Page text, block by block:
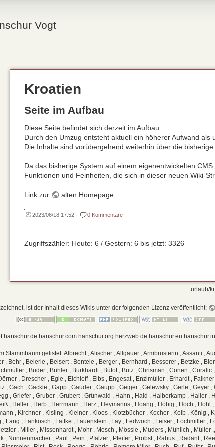
Vogt
Kroatien
Seite im Aufbau
Diese Seite befindet sich derzeit im Aufbau.
Durch den Umzug entsteht aktuell ein höherer Aufwand als
Die Inhalte sind vorübergehend weiterhin über die bisherige
Da das bisherige System auf einem eigenentwickelten CMS
Funktionen und Feinheiten, die sich in dieser neuen
Link zur alten Homepage
2023/06/18 17:52 · 0 Kommentare
Zugriffszähler: Heute: 6 / Gestern: 6 bis jetzt: 3326
urlaub/
ist der Inhalt dieses Wikis unter der folgenden Lizenz veröffentlicht:
hanschur.de hanschur.com hanschur.org herzweb.de hanschur.eu
Stammbaum gelistet: Albrecht , Alischer , Allgäuer , Armbrusterin , Assanti ,
, Behr , Beierle , Beisert , Bentele , Berger , Bernhard , Besserer , Betzke ,
, Buder , Bühler , Burkhardt , Bütof , Butz , Chrisman , Conen ,
, Drescher , Egle , Eichloff , Elbs , Engesat , Enzlmüller , Erhardt ,
, Gäch , Gäckle , Gapp , Gauder , Gaupp , Geiger , Gelewsky , Gerle , Geyer
, Griefer , Gruber , Grubert , Grünwald , Hahn , Haid , Halberkamp , Haller
, Heller , Herb , Herrmann , Herz , Heymanns , Hoang , Höbig , Hoch ,
, Kirchner , Kisling , Kleiner , Kloos , Klotzbücher , Kocher , Kolb , König ,
, Lang , Lankosch , Lattke , Lauenstein , Lay , Ledwoch , Leiser , Lochmiller ,
, Miller , Missenhardt , Mohr , Mosch , Mössle , Muders , Mühlich ,
, Nunnenmacher , Paul , Pein , Pfalzer , Pfeifer , Probst , Rabus , Radant ,